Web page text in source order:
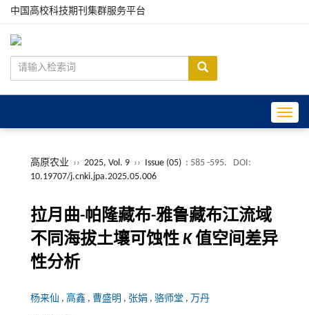
中国高校科技期刊集群服务平台
高原农业 ›› 2025, Vol. 9 ›› Issue (05) : 585 -595.
DOI:
10.19707/j.cnki.jpa.2025.05.006
拉月曲-帕隆藏布-雅鲁藏布江流域
不同海拔土壤可蚀性 K值空间差异
性分析
杨来仙 , 高鑫 , 曹盛明 , 张娟 , 骆师堂 , 万丹